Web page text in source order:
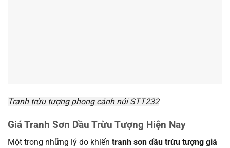
Tranh trừu tượng phong cảnh núi STT232
Giá Tranh Sơn Dầu Trừu Tượng Hiện Nay
Một trong những lý do khiến tranh sơn dầu trừu tượng giá